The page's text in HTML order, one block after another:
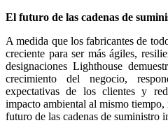
El futuro de las cadenas de
A medida que los fabricantes de
creciente para ser más ágiles,
designaciones Lighthouse
crecimiento del negocio,
expectativas de los clientes y
impacto ambiental al mismo tiempo,
futuro de las cadenas de suministro